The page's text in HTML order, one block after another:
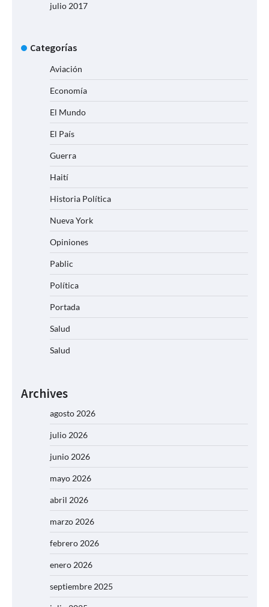
julio 2017
Categorías
Aviación
Economía
El Mundo
El País
Guerra
Haití
Historia Política
Nueva York
Opiniones
Pablic
Política
Portada
Salud
Salud
Archives
agosto 2026
julio 2026
junio 2026
mayo 2026
abril 2026
marzo 2026
febrero 2026
enero 2026
septiembre 2025